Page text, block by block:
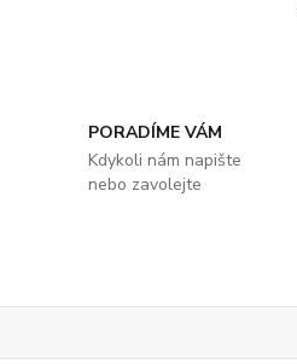
PORADÍME VÁM
Kdykoli nám napište
nebo zavolejte